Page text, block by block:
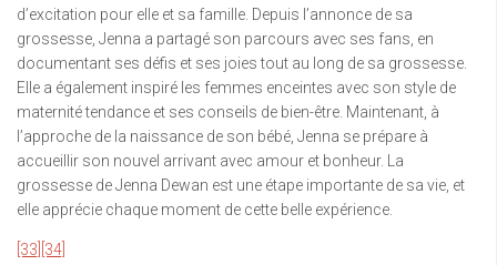
d’excitation pour elle et sa famille. Depuis l’annonce de sa
grossesse, Jenna a partagé son parcours avec ses fans, en
documentant ses défis et ses joies tout au long de sa grossesse.
Elle a également inspiré les femmes enceintes avec son style de
maternité tendance et ses conseils de bien-être. Maintenant, à
l’approche de la naissance de son bébé, Jenna se prépare à
accueillir son nouvel arrivant avec amour et bonheur. La
grossesse de Jenna Dewan est une étape importante de sa vie, et
elle apprécie chaque moment de cette belle expérience.
[33] [34]